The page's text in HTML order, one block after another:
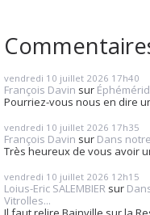
vendredi 10 juillet 2026 17h40
François Davin sur
Pourriez-vous nous en dire
vendredi 10 juillet 2026 17h35
François Davin sur Dans
Très heureux de vous avoir
vendredi 10 juillet 2026 12h15
Loius-Eric SALEMBIER sur
Vitrolles...